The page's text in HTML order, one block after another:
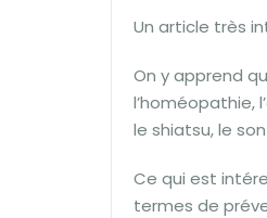
Un article très
On y apprend
l’homéopathie,
le shiatsu, le
Ce qui est
termes de